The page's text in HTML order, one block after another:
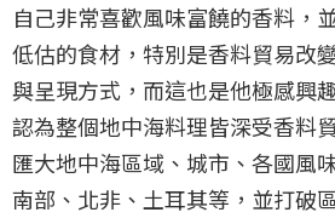
自己非常喜歡風味富饒的香料，
低估的食材，特別是香料貿易改
與呈現方式，而這也是他極感興
認為整個地中海料理皆深受香料
匯大地中海區域、城市、各國風
南部、北非、土耳其等，並打破